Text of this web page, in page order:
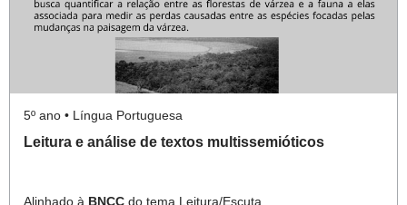
5º ano • Língua Portuguesa
Leitura e análise de textos multissemióticos
Alinhado à BNCC do tema Leitura/Escuta.